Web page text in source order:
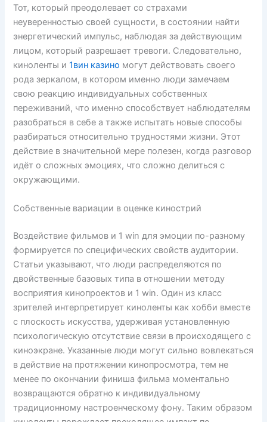
Тот, который преодолевает со страхами
неуверенностью своей сущности, в состоянии найти
энергетический импульс, наблюдая за действующим
лицом, который разрешает тревоги. Следовательно,
киноленты и1вин казино могут действовать своего
рода зеркалом, в котором именно люди замечаем
свою реакцию индивидуальных собственных
переживаний, что именно способствует наблюдателям
разобраться в себе а также испытать новые способы
разбираться относительно трудностями жизни. Этот
действие в значительной мере полезен, когда разговор
идёт о сложных эмоциях, что сложно делиться с
окружающими.
Собственные вариации в оценке кинострий
Воздействие фильмов и 1 win для эмоции по-разному
формируется по специфических свойств аудитории.
Статьи указывают, что люди распределяются по
двойственные базовых типа в отношении методу
восприятия кинопроектов и 1 win. Один из класс
зрителей интерпретирует киноленты как хобби вместе
с плоскость искусства, удерживая установленную
психологическую отсутствие связи в происходящего с
киноэкранe. Указанные люди могут сильно вовлекаться
в действие на протяжении кинопросмотра, тем не
менее по окончании финиша фильма моментально
возвращаются обратно к индивидуальному
традиционному настроенческому фону. Таким образом